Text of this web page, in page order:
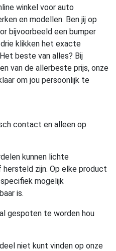
winkel voor auto
en modellen. Ben jij op
bijvoorbeeld een bumper
klikken het exacte
beste van alles? Bij
van de allerbeste prijs, onze
om jou persoonlijk te
contact en alleen op
kunnen lichte
zijn. Op elke product
mogelijk
is.
gespoten te worden hou
niet kunt vinden op onze